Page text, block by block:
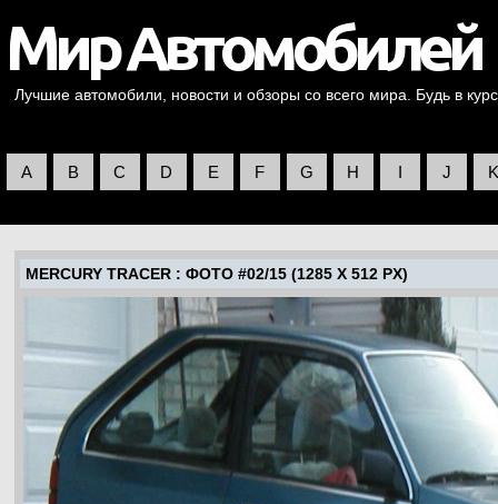
Лучшие автомобили, новости и обзоры со всего мира. Будь в
A B C D E F G H I J K
MERCURY TRACER : ФОТО #02/15 (1285 X 512 PX)